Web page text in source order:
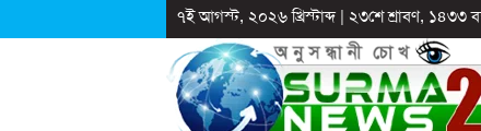
৭ই আগস্ট, ২০২৬ খ্রিস্টাব্দ| ২৩শে শ্রাবণ, ১৪৩৩